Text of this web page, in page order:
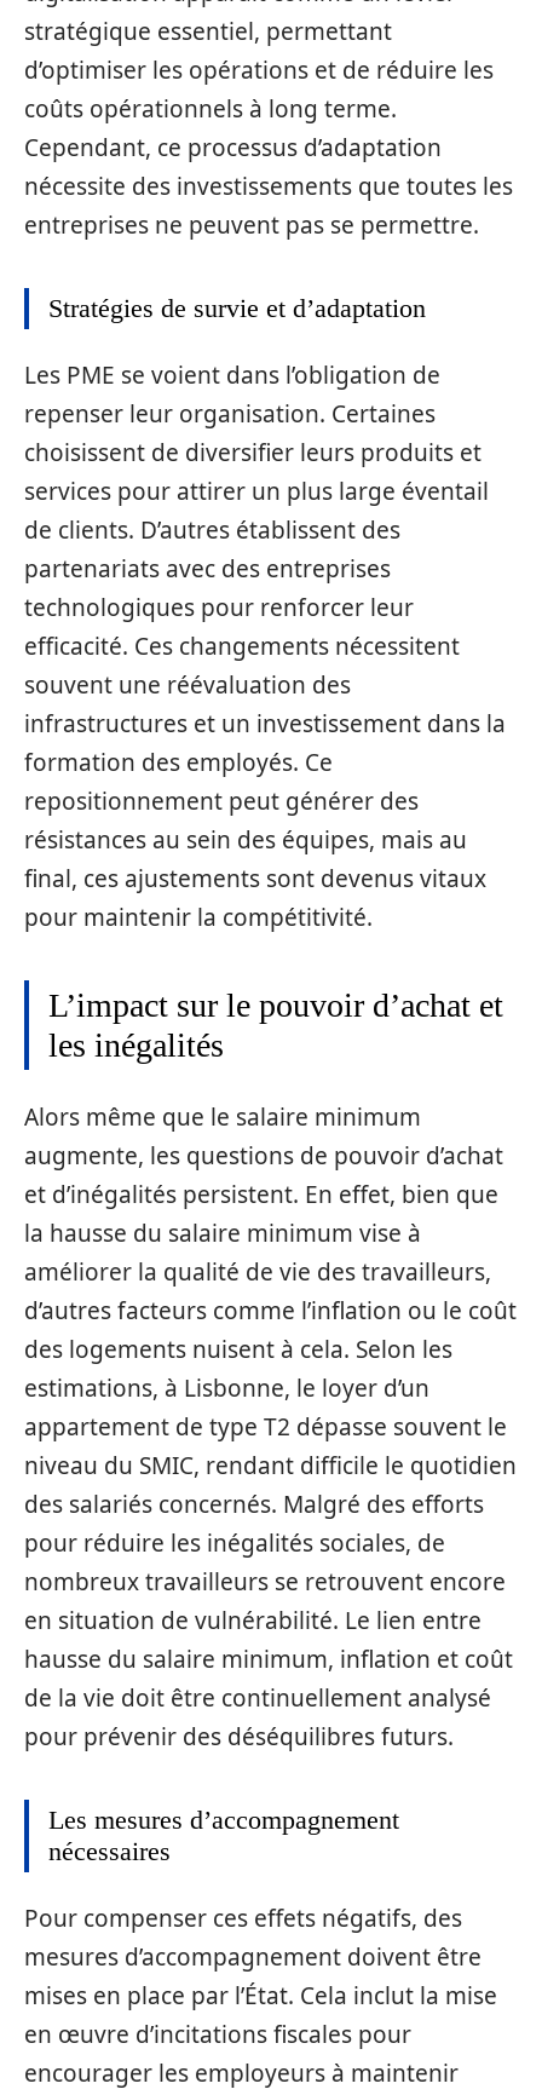
stratégique essentiel, permettant
d’optimiser les opérations et de réduire les
coûts opérationnels à long terme.
Cependant, ce processus d’adaptation
nécessite des investissements que toutes les
entreprises ne peuvent pas se permettre.
Stratégies de survie et d’adaptation
Les PME se voient dans l’obligation de
repenser leur organisation. Certaines
choisissent de diversifier leurs produits et
services pour attirer un plus large éventail
de clients. D’autres établissent des
partenariats avec des entreprises
technologiques pour renforcer leur
efficacité. Ces changements nécessitent
souvent une réévaluation des
infrastructures et un investissement dans la
formation des employés. Ce
repositionnement peut générer des
résistances au sein des équipes, mais au
final, ces ajustements sont devenus vitaux
pour maintenir la compétitivité.
L’impact sur le pouvoir d’achat et
les inégalités
Alors même que le salaire minimum
augmente, les questions de pouvoir d’achat
et d’inégalités persistent. En effet, bien que
la hausse du salaire minimum vise à
améliorer la qualité de vie des travailleurs,
d’autres facteurs comme l’inflation ou le coût
des logements nuisent à cela. Selon les
estimations, à Lisbonne, le loyer d’un
appartement de type T2 dépasse souvent le
niveau du SMIC, rendant difficile le quotidien
des salariés concernés. Malgré des efforts
pour réduire les inégalités sociales, de
nombreux travailleurs se retrouvent encore
en situation de vulnérabilité. Le lien entre
hausse du salaire minimum, inflation et coût
de la vie doit être continuellement analysé
pour prévenir des déséquilibres futurs.
Les mesures d’accompagnement
nécessaires
Pour compenser ces effets négatifs, des
mesures d’accompagnement doivent être
mises en place par l’État. Cela inclut la mise
en œuvre d’incitations fiscales pour
encourager les employeurs à maintenir